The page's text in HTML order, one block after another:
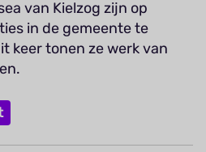
van Kielzog zijn op
in de gemeente te
keer tonen ze werk van